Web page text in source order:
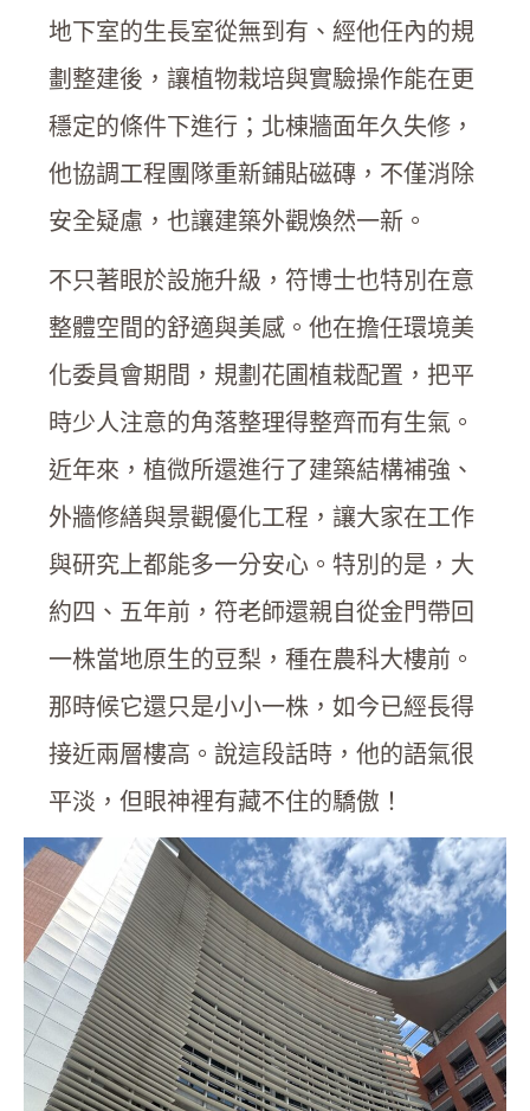
地下室的生長室從無到有、經他任內的規
劃整建後，讓植物栽培與實驗操作能在更
穩定的條件下進行；北棟牆面年久失修，
他協調工程團隊重新鋪貼磁磚，不僅消除
安全疑慮，也讓建築外觀煥然一新。
不只著眼於設施升級，符博士也特別在意
整體空間的舒適與美感。他在擔任環境美
化委員會期間，規劃花圃植栽配置，把平
時少人注意的角落整理得整齊而有生氣。
近年來，植微所還進行了建築結構補強、
外牆修繕與景觀優化工程，讓大家在工作
與研究上都能多一分安心。特別的是，大
約四、五年前，符老師還親自從金門帶回
一株當地原生的豆梨，種在農科大樓前。
那時候它還只是小小一株，如今已經長得
接近兩層樓高。說這段話時，他的語氣很
平淡，但眼神裡有藏不住的驕傲！